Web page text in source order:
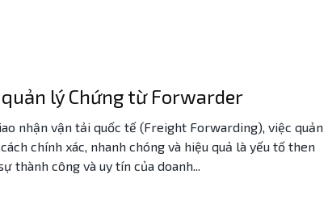
lý Chứng từ Forwarder
nhận vận tải quốc tế (Freight Forwarding), việc quản
chính xác, nhanh chóng và hiệu quả là yếu tố then
thành công và uy tín của doanh...